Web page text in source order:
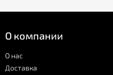
О компании
О нас
Доставка